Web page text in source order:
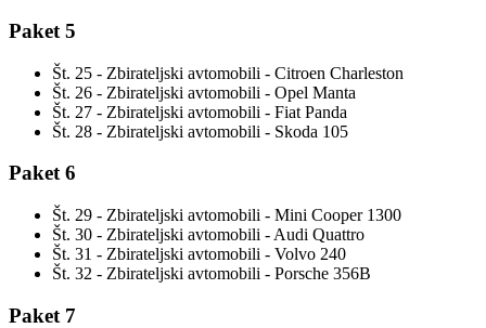
Paket 5
Št. 25 - Zbirateljski avtomobili - Citroen Charleston
Št. 26 - Zbirateljski avtomobili - Opel Manta
Št. 27 - Zbirateljski avtomobili - Fiat Panda
Št. 28 - Zbirateljski avtomobili - Skoda 105
Paket 6
Št. 29 - Zbirateljski avtomobili - Mini Cooper 1300
Št. 30 - Zbirateljski avtomobili - Audi Quattro
Št. 31 - Zbirateljski avtomobili - Volvo 240
Št. 32 - Zbirateljski avtomobili - Porsche 356B
Paket 7